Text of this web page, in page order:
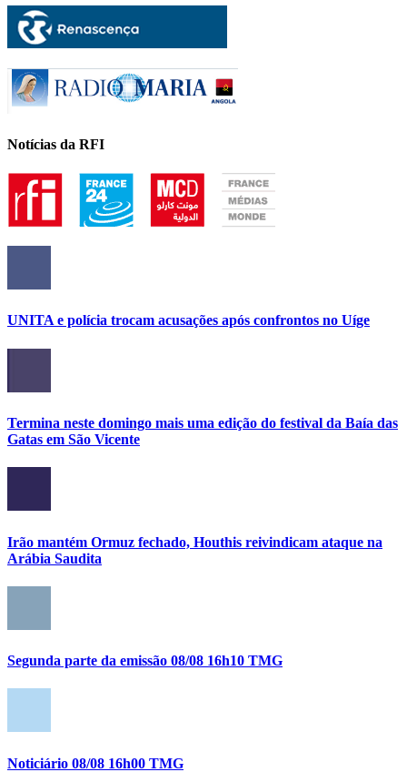
Notícias da RFI
UNITA e polícia trocam acusações após confrontos no Uíge
Termina neste domingo mais uma edição do festival da Baía das
Gatas em São Vicente
Irão mantém Ormuz fechado, Houthis reivindicam ataque na
Arábia Saudita
Segunda parte da emissão 08/08 16h10 TMG
Noticiário 08/08 16h00 TMG